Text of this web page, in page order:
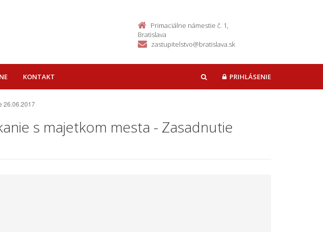
Primaciálne námestie č. 1,
Bratislava
zastupitelstvo@bratislava.sk
KONTAKT HĽADAŤPRIHLÁSENIE
26.06.2017
s majetkom mesta - Zasadnutie